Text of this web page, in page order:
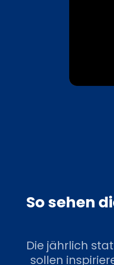
So sehen
Die jährlich
sollen